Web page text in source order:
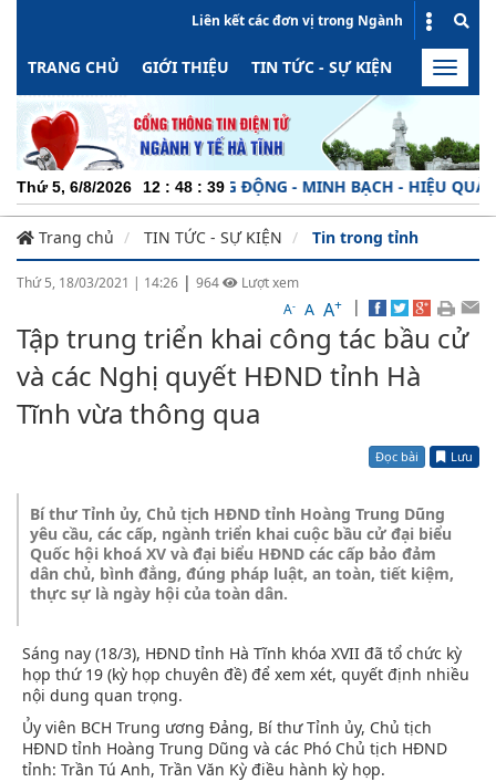
Liên kết các đơn vị trong Ngành
TRANG CHỦ GIỚI THIỆU TIN TỨC - SỰ KIỆN HOẠT
Toggle
Thứ 5, 6/8/2026 12 : 48 : 40
NHIỆM - NĂNG ĐỘNG - MINH BẠCH - HIỆU QUẢ !
Trang chủ TIN TỨC - SỰ KIỆN Tin trong tỉnh
Thứ 5, 18/03/2021 | 14:26 | 964
Lượt xem
A- A A+ |
Tập trung triển khai công tác bầu cử
và các Nghị quyết HĐND tỉnh Hà
Tĩnh vừa thông qua
Đọc bài Lưu
Bí thư Tỉnh ủy, Chủ tịch HĐND tỉnh Hoàng Trung Dũng
yêu cầu, các cấp, ngành triển khai cuộc bầu cử đại biểu
Quốc hội khoá XV và đại biểu HĐND các cấp bảo đảm
dân chủ, bình đẳng, đúng pháp luật, an toàn, tiết kiệm,
thực sự là ngày hội của toàn dân.
Sáng nay (18/3), HĐND tỉnh Hà Tĩnh khóa XVII đã tổ chức kỳ
họp thứ 19 (kỳ họp chuyên đề) để xem xét, quyết định nhiều
nội dung quan trọng.
Ủy viên BCH Trung ương Đảng, Bí thư Tỉnh ủy, Chủ tịch
HĐND tỉnh Hoàng Trung Dũng và các Phó Chủ tịch HĐND
tỉnh: Trần Tú Anh, Trần Văn Kỳ điều hành kỳ họp.